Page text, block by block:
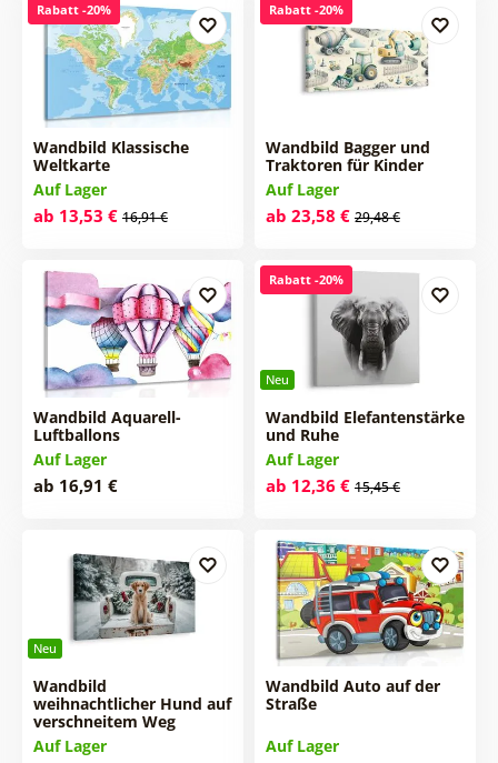
Rabatt -20%
Wandbild Klassische
Weltkarte
Auf Lager
ab 13,53 € 16,91 €
Rabatt -20%
Wandbild Bagger und
Traktoren für Kinder
Auf Lager
ab 23,58 € 29,48 €
Wandbild Aquarell-
Luftballons
Auf Lager
ab 16,91 €
Neu
Rabatt -20%
Wandbild Elefantenstärke
und Ruhe
Auf Lager
ab 12,36 € 15,45 €
Neu
Wandbild
weihnachtlicher Hund auf
verschneitem Weg
Auf Lager
Wandbild Auto auf der
Straße
Auf Lager